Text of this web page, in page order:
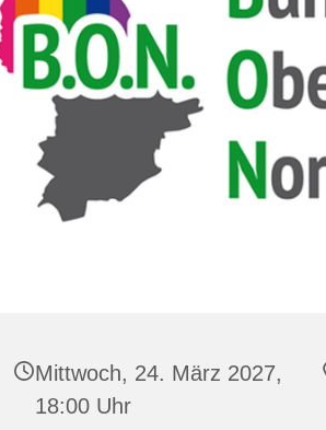
Mittwoch, 24. März 2027,
18:00 Uhr